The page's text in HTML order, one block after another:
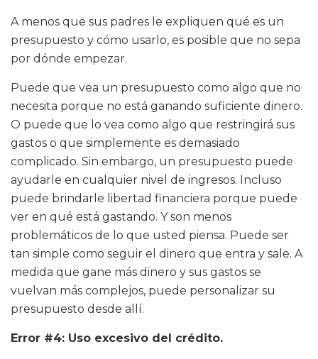
A menos que sus padres le expliquen qué es un
presupuesto y cómo usarlo, es posible que no sepa
por dónde empezar.
Puede que vea un presupuesto como algo que no
necesita porque no está ganando suficiente dinero.
O puede que lo vea como algo que restringirá sus
gastos o que simplemente es demasiado
complicado. Sin embargo, un presupuesto puede
ayudarle en cualquier nivel de ingresos. Incluso
puede brindarle libertad financiera porque puede
ver en qué está gastando. Y son menos
problemáticos de lo que usted piensa. Puede ser
tan simple como seguir el dinero que entra y sale. A
medida que gane más dinero y sus gastos se
vuelvan más complejos, puede personalizar su
presupuesto desde allí.
Error #4: Uso excesivo del crédito.